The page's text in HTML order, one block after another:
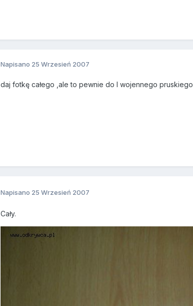
Napisano 25 Wrzesień 2007
daj fotkę całego ,ale to pewnie do I wojennego
Napisano 25 Wrzesień 2007
Cały.